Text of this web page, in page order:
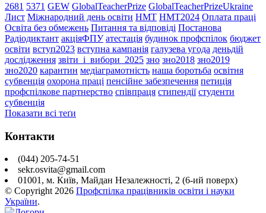
2681 5371 GEW GlobalTeacherPrize GlobalTeacherPrizeUkraine
Лист Міжнародний день освіти НМТ НМТ2024 Оплата праці
Освіта без обмежень Питання та відповіді Постанова
Радіодиктант акціяФПУ атестація будинок профспілок бюджет
освіти вступ2023 вступна кампанія галузева угода деньдій
дослідження звіти_і_вибори_2025 зно зно2018 зно2019
зно2020 карантин медіаграмотність наша боротьба освітня
субвенція охорона праці пенсійне забезпечення петиція
профспілкове партнерство співпраця стипендії студенти
субвенція
Показати всі теґи
Контакти
(044) 205-74-51
sekr.osvita@gmail.com
01001, м. Київ, Майдан Незалежності, 2 (6-ий поверх)
© Copyright 2026 Профспілка працівників освіти і науки
України.